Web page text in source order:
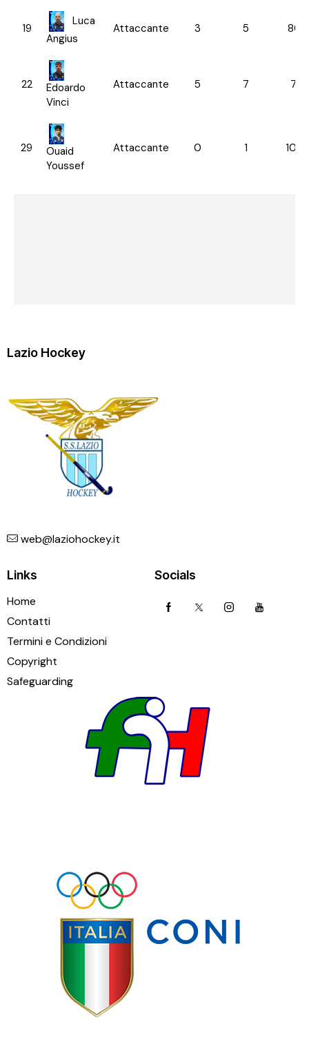
19
Luca
Angius
Attaccante 3 5
22
Edoardo
Vinci
Attaccante 5 7
29
Ouaid
Youssef
Attaccante 0 1
Lazio Hockey
web@laziohockey.it
Links
Home
Contatti
Termini e Condizioni
Copyright
Safeguarding
Socials